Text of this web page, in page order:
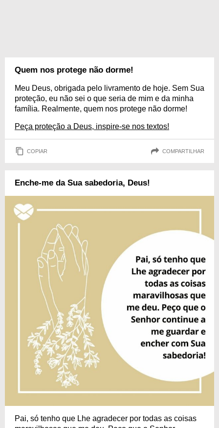
Quem nos protege não dorme!
Meu Deus, obrigada pelo livramento de hoje. Sem Sua
proteção, eu não sei o que seria de mim e da minha
família. Realmente, quem nos protege não dorme!
Peça proteção a Deus, inspire-se nos textos!
COPIAR COMPARTILHAR
Enche-me da Sua sabedoria, Deus!
Pai, só tenho que Lhe agradecer por todas as coisas